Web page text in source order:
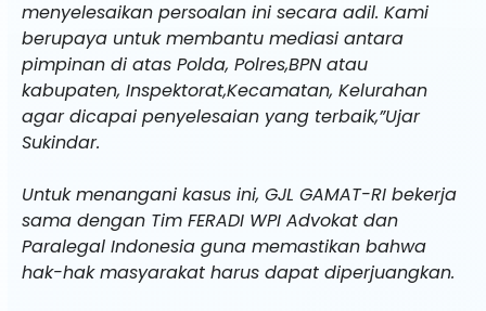
menyelesaikan persoalan ini secara adil. Kami
berupaya untuk membantu mediasi antara
pimpinan di atas Polda, Polres,BPN atau
kabupaten, Inspektorat,Kecamatan, Kelurahan
agar dicapai penyelesaian yang terbaik,”Ujar
Sukindar.
Untuk menangani kasus ini, GJL GAMAT-RI bekerja
sama dengan Tim FERADI WPI Advokat dan
Paralegal Indonesia guna memastikan bahwa
hak-hak masyarakat harus dapat diperjuangkan.